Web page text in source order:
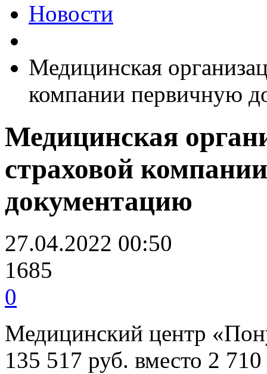
Новости
Медицинская
компании первичную
Медицинская
страховой
документацию
27.04.2022 00:50
1685
0
Медицинский центр
135 517 руб. вместо 2